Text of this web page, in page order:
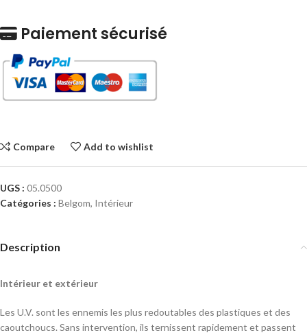
Paiement sécurisé
Compare Add to wishlist
UGS : 05.0500
Catégories : Belgom, Intérieur
Description
Intérieur et extérieur
Les U.V. sont les ennemis les plus redoutables des plastiques et des
caoutchoucs. Sans intervention, ils ternissent rapidement et passent